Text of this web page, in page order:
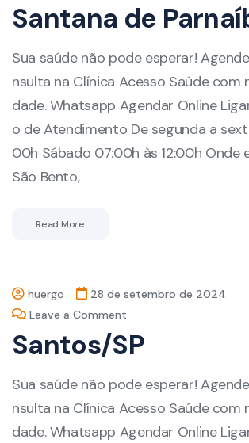
Santana de
Sua saúde não pode esperar!
nsulta na Clínica Acesso Saúde com
dade. Whatsapp Agendar Online
o de Atendimento De segunda a
00h Sábado 07:00h às 12:00h Onde
São Bento,
Read More
huergo
28 de setembro de 2024
Leave a Comment
Santos/SP
Sua saúde não pode esperar!
nsulta na Clínica Acesso Saúde com
dade. Whatsapp Agendar Online